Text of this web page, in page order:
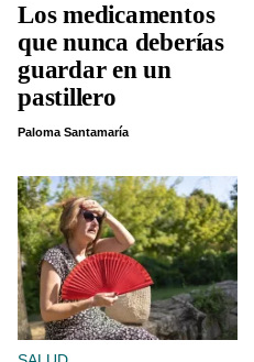
Los medicamentos
que nunca deberías
guardar en un
pastillero
Paloma Santamaría